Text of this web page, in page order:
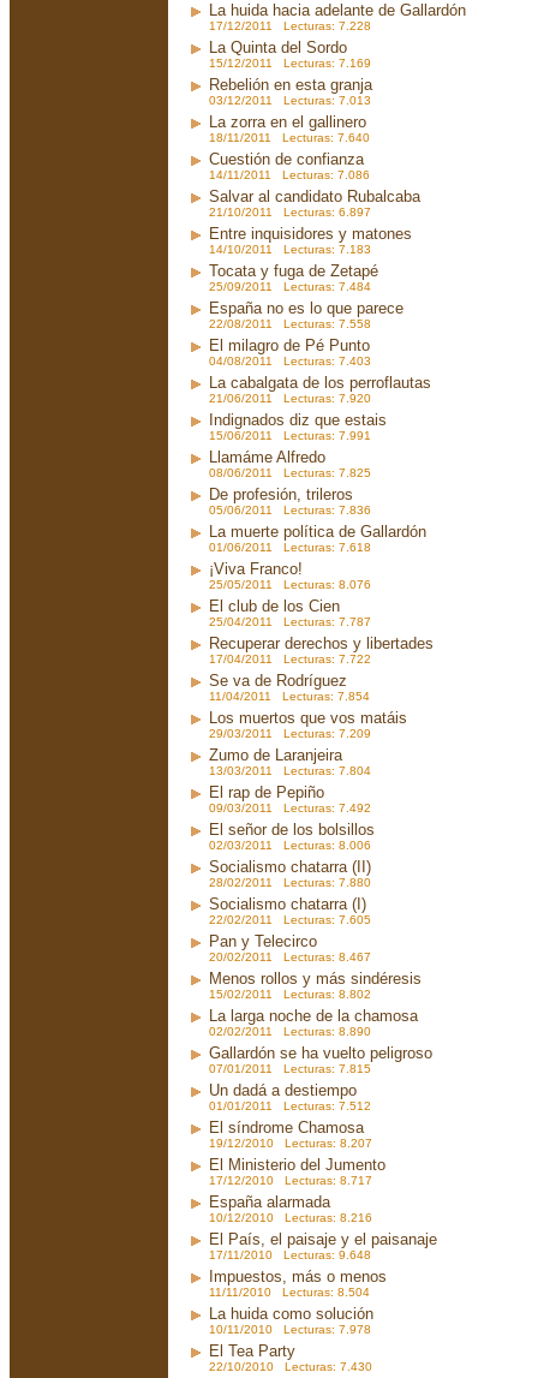
La huida hacia adelante de Gallardón
17/12/2011 Lecturas: 7.228
La Quinta del Sordo
15/12/2011 Lecturas: 7.169
Rebelión en esta granja
03/12/2011 Lecturas: 7.013
La zorra en el gallinero
18/11/2011 Lecturas: 7.640
Cuestión de confianza
14/11/2011 Lecturas: 7.086
Salvar al candidato Rubalcaba
21/10/2011 Lecturas: 6.897
Entre inquisidores y matones
14/10/2011 Lecturas: 7.183
Tocata y fuga de Zetapé
25/09/2011 Lecturas: 7.484
España no es lo que parece
22/08/2011 Lecturas: 7.558
El milagro de Pé Punto
04/08/2011 Lecturas: 7.403
La cabalgata de los perroflautas
21/06/2011 Lecturas: 7.920
Indignados diz que estais
15/06/2011 Lecturas: 7.991
Llamáme Alfredo
08/06/2011 Lecturas: 7.825
De profesión, trileros
05/06/2011 Lecturas: 7.836
La muerte política de Gallardón
01/06/2011 Lecturas: 7.618
¡Viva Franco!
25/05/2011 Lecturas: 8.076
El club de los Cien
25/04/2011 Lecturas: 7.787
Recuperar derechos y libertades
17/04/2011 Lecturas: 7.722
Se va de Rodríguez
11/04/2011 Lecturas: 7.854
Los muertos que vos matáis
29/03/2011 Lecturas: 7.209
Zumo de Laranjeira
13/03/2011 Lecturas: 7.804
El rap de Pepiño
09/03/2011 Lecturas: 7.492
El señor de los bolsillos
02/03/2011 Lecturas: 8.006
Socialismo chatarra (II)
28/02/2011 Lecturas: 7.880
Socialismo chatarra (I)
22/02/2011 Lecturas: 7.605
Pan y Telecirco
20/02/2011 Lecturas: 8.467
Menos rollos y más sindéresis
15/02/2011 Lecturas: 8.802
La larga noche de la chamosa
02/02/2011 Lecturas: 8.890
Gallardón se ha vuelto peligroso
07/01/2011 Lecturas: 7.815
Un dadá a destiempo
01/01/2011 Lecturas: 7.512
El síndrome Chamosa
19/12/2010 Lecturas: 8.207
El Ministerio del Jumento
17/12/2010 Lecturas: 8.717
España alarmada
10/12/2010 Lecturas: 8.216
El País, el paisaje y el paisanaje
17/11/2010 Lecturas: 9.648
Impuestos, más o menos
11/11/2010 Lecturas: 8.504
La huida como solución
10/11/2010 Lecturas: 7.978
El Tea Party
22/10/2010 Lecturas: 7.430